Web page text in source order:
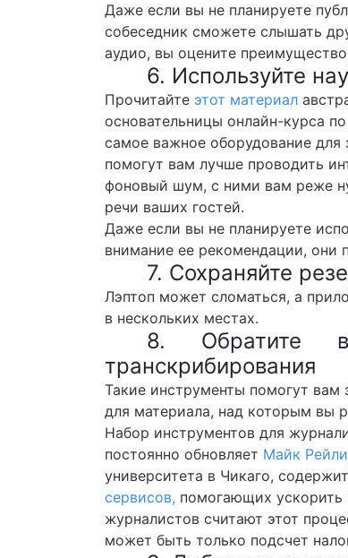
Даже если вы не планируете
собеседник сможете слышать
аудио, вы оцените
6. Используйте
Прочитайте этот материал
основательницы онлайн-курса
самое важное оборудование для
помогут вам лучше проводить
фоновый шум, с ними вам реже
речи ваших гостей.
Даже если вы не планируете
внимание ее рекомендации, они
7. Сохраняйте
Лэптоп может сломаться, а
в нескольких местах.
8. Обратите
транскрибирования
Такие инструменты помогут вам
для материала, над которым вы
Набор инструментов для
постоянно обновляет Майк Рейли
университета в Чикаго, содержит
сервисов, помогающих ускорить
журналистов считают этот
может быть только подсчет